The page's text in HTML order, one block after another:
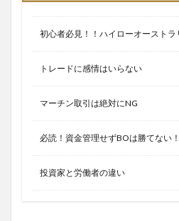
初心者必見！！ハイローオーストラ
トレードに感情はいらない
マーチン取引は絶対にNG
必読！資金管理せずBOは勝てない！
投資家と労働者の違い